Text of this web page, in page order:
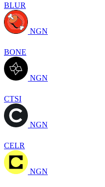
BLUR
NGN
BONE
NGN
CTSI
NGN
CELR
NGN